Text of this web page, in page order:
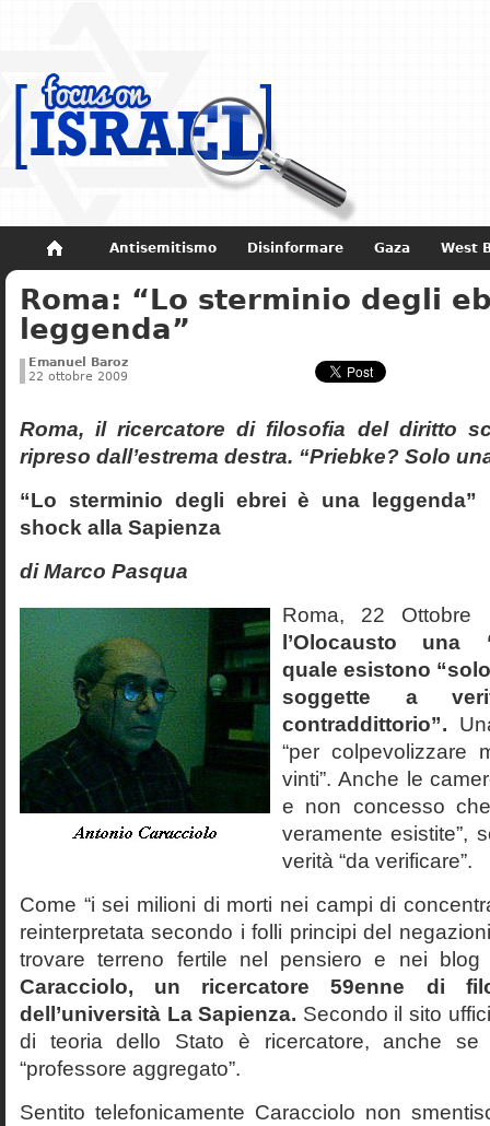
Antisemitismo Disinformare Gaza West
Non dimenticare Storia di Israele
Roma: “Lo sterminio degli
leggenda”
Emanuel Baroz
22 ottobre 2009
Roma, il ricercatore di filosofia del diritto
ripreso dall’estrema destra. “Priebke? Solo
“Lo sterminio degli ebrei è una leggenda”
shock alla Sapienza
di Marco Pasqua
Roma, 22
l’Olocausto una
quale esistono
soggette a
contraddittorio”.
“per colpevolizzare
vinti”. Anche le
e non concesso
veramente esistite”,
verità “da verificare”.
Come “i sei milioni di morti nei campi di
reinterpretata secondo i folli principi del
trovare terreno fertile nel pensiero e nei
Caracciolo, un ricercatore 59enne di
dell’università La Sapienza. Secondo il sito
di teoria dello Stato è ricercatore, anche
“professore aggregato”.
Sentito telefonicamente Caracciolo non